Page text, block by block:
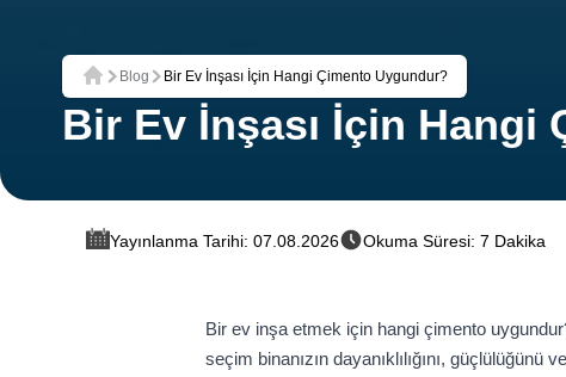
Ana Sayfa
Blog Bir Ev İnşası İçin Hangi Çimento Uygundur?
Bir Ev İnşası İçin Hangi
Yayınlanma Tarihi: 07.08.2026 Okuma Süresi: 7 Dakika
Bir ev inşa etmek için hangi çimento
seçim binanızın dayanıklılığını,